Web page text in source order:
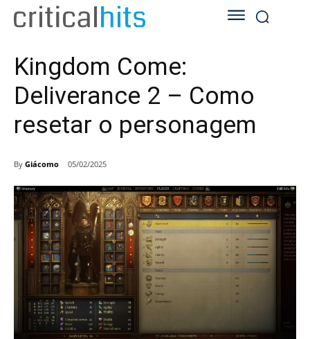
Kingdom Come:
Deliverance 2 – Como
resetar o personagem
By Giácomo 05/02/2025